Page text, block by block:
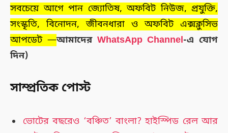
সবচেয়ে আগে পান জ্যোতিষ, অফবিট নিউজ, প্রযুক্তি,
সংস্কৃতি, বিনোদন, জীবনধারা ও অফবিট এক্সক্লুসিভ
আপডেট —আমাদের WhatsApp Channel-এ যোগ
দিন)
সাম্প্রতিক পোস্ট
ভোটের বছরেও ‘বঞ্চিত’ বাংলা? হাইস্পিড রেল আর